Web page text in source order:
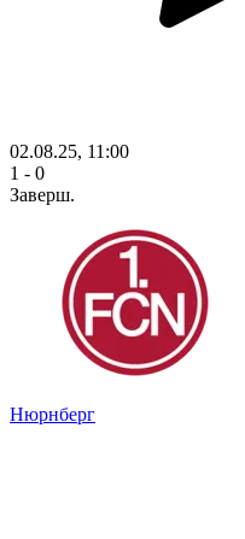
02.08.25, 11:00
1 - 0
Заверш.
Нюрнберг